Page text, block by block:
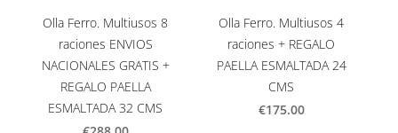
Olla Ferro. Multiusos 8
raciones ENVIOS
NACIONALES GRATIS +
REGALO PAELLA
ESMALTADA 32 CMS
Olla Ferro. Multiusos 4
raciones + REGALO
PAELLA ESMALTADA 24
CMS
€175.00